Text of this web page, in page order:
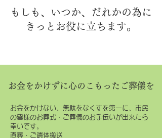
もしも、いつか、だれかの為に
きっとお役に立ちます。
お金をかけずに心のこもったご葬儀を
お金をかけない、無駄をなくすを第一に、市民
の皆様のお葬式・ご葬儀のお手伝いが出来たら
幸いです。
直葬・ご遺体搬送